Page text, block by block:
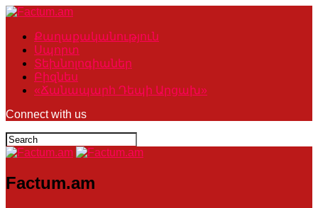
Քաղաքականություն
Սպորտ
Տեխնոլոգիաներ
Բիզնես
«Ճանապարհ Դեպի Արցախ»
Connect with us
Factum.am